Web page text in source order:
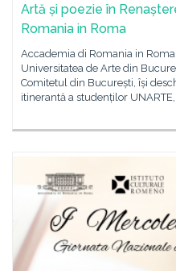
Artă și poezie în
Romania in Roma
Accademia di Romania in
Universitatea de Arte din
Comitetul din București, își
itinerantă a studenților